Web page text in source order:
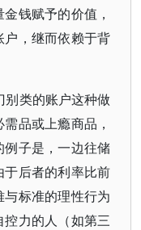
钱赋予的价值，
，继而依赖于背
别类的账户这种做
品或上瘾商品，
子是，一边往储
后者的利率比前
标准的理性行为
力的人（如第三